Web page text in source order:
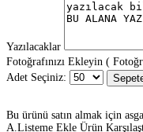
Yazılacaklar
Fotoğrafınızı Ekleyin (
Adet Seçiniz:
Bu ürünü satın almak için
A.Listeme Ekle Ürün